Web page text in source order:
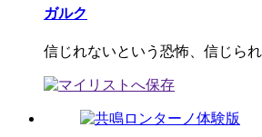
ガルク
信じれないという恐怖、信じら